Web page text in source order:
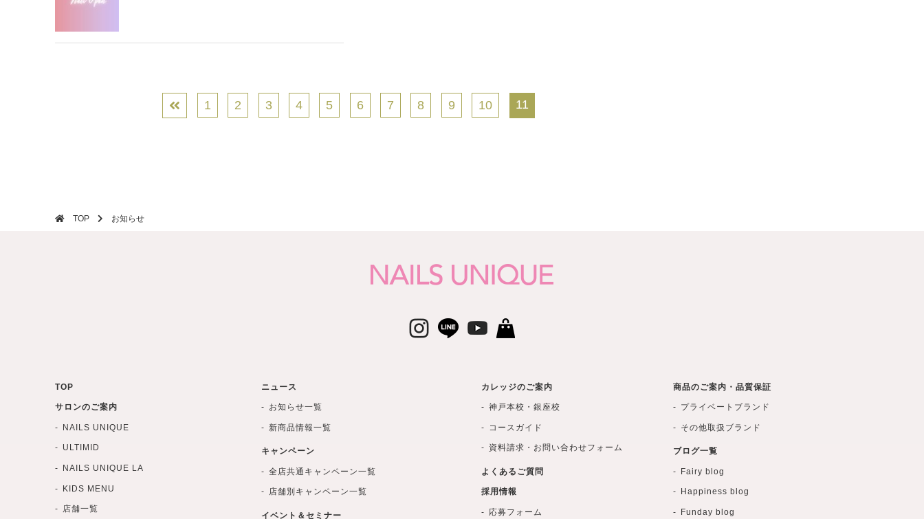
1 2 3 4 5 6 7 8 9 10 11
TOP お知らせ
TOP
サロンのご案内
NAILS UNIQUE
ULTIMID
NAILS UNIQUE LA
KIDS MENU
店舗一覧
ニュース
お知らせ一覧
新商品情報一覧
キャンペーン
全店共通キャンペーン一覧
店舗別キャンペーン一覧
イベント＆セミナー
カレッジのご案内
神戸本校・銀座校
コースガイド
資料請求・お問い合わせフォーム
よくあるご質問
採用情報
応募フォーム
商品のご案内・品質保証
プライベートブランド
その他取扱ブランド
ブログ一覧
Fairy blog
Happiness blog
Funday blog